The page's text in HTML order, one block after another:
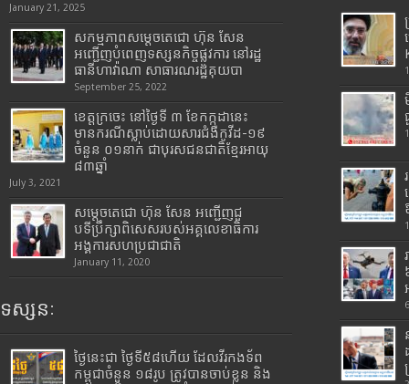
January 21, 2025
សកម្មភាពសម្តេចតេជោ ហ៊ុន សែន
អញ្ជើញបំពេញទស្សនកិច្ចផ្លូវការ នៅរដ្ឋ
ធានីហាវ៉ាណា សាធារណរដ្ឋគុយបា
September 25, 2022
ខេត្តក្រចេះ នៅថ្ងៃទី ៣ ខែកក្កដានេះ
មានករណីស្លាប់ដោយសារជំងឺកូវីដ-១៩
ចំនួន ០១នាក់ ជាបុរសជនជាតិខ្មែរអាយុ
៨៣ឆ្នាំ
July 3, 2021
សម្តេចតេជោ ហ៊ុន សែន អញ្ជើញជួ
បទីប្រឹក្សាពិសេសរបស់អគ្គលេខាធិការ
អង្គការសហប្រជាជាតិ
January 11, 2020
ទស្សនៈ
ថ្ងៃនេះជា ថ្ងៃទី៥៨ហើយ ដែលវីរកងទ័ព
កម្ពុជាចំនួន ១៨រូប ត្រូវបានចាប់ខ្លួន និង